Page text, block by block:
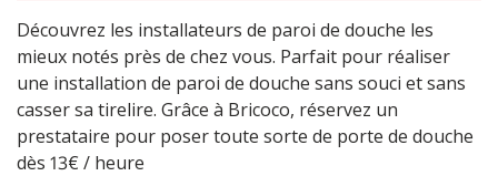
Découvrez les installateurs de paroi de douche les
mieux notés près de chez vous. Parfait pour réaliser
une installation de paroi de douche sans souci et sans
casser sa tirelire. Grâce à Bricoco, réservez un
prestataire pour poser toute sorte de porte de douche
dès 13€ / heure